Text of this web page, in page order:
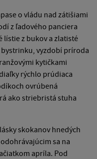
o vládu nad zátišiami
z ľadového panciera
lístie z bukov a zlatisté
vyzdobí príroda
kytičkami
rýchlo prúdiaca
ovrúbená
ako striebristá stuha
skokanov hnedých
sa na
apríla. Pod